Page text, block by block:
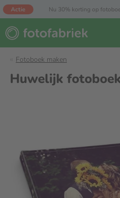
Actie Nu 30% korting op
Fotoboek maken
Huwelijk